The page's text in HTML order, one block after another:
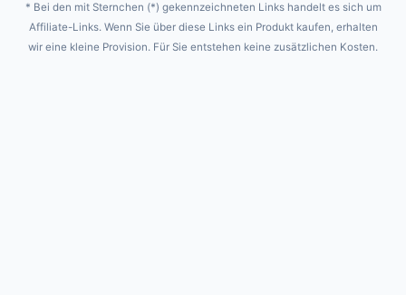
* Bei den mit Sternchen (*) gekennzeichneten Links handelt es sich um
Affiliate-Links. Wenn Sie über diese Links ein Produkt kaufen, erhalten
wir eine kleine Provision. Für Sie entstehen keine zusätzlichen Kosten.